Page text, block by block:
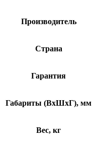
Производитель
Страна
Гарантия
Габариты (ВхШхГ), мм
Вес, кг